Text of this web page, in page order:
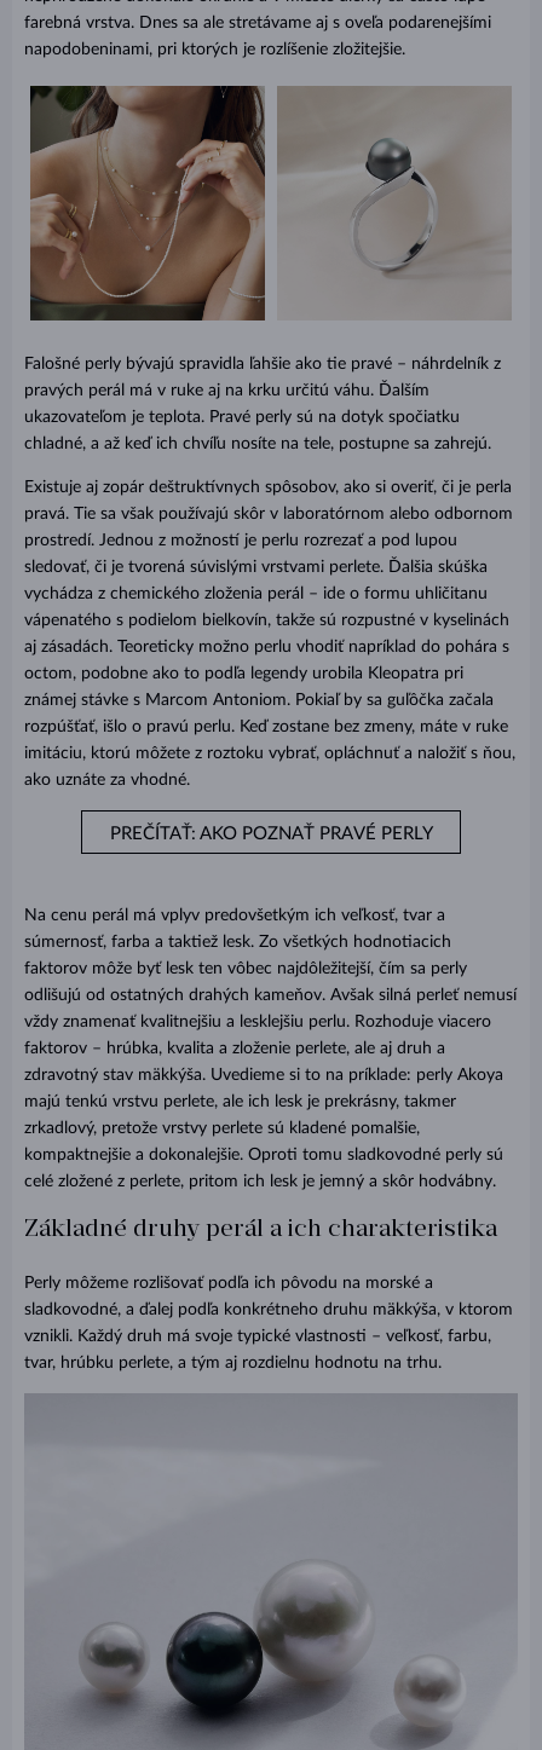
farebná vrstva. Dnes sa ale stretávame aj s oveľa podarenejšími
napodobeninami, pri ktorých je rozlíšenie zložitejšie.
Falošné perly bývajú spravidla ľahšie ako tie pravé – náhrdelník z
pravých perál má v ruke aj na krku určitú váhu. Ďalším
ukazovateľom je teplota. Pravé perly sú na dotyk spočiatku
chladné, a až keď ich chvíľu nosíte na tele, postupne sa zahrejú.
Existuje aj zopár deštruktívnych spôsobov, ako si overiť, či je perla
pravá. Tie sa však používajú skôr v laboratórnom alebo odbornom
prostredí. Jednou z možností je perlu rozrezať a pod lupou
sledovať, či je tvorená súvislými vrstvami perlete. Ďalšia skúška
vychádza z chemického zloženia perál – ide o formu uhličitanu
vápenatého s podielom bielkovín, takže sú rozpustné v kyselinách
aj zásadách. Teoreticky možno perlu vhodiť napríklad do pohára s
octom, podobne ako to podľa legendy urobila Kleopatra pri
známej stávke s Marcom Antoniom. Pokiaľ by sa guľôčka začala
rozpúšťať, išlo o pravú perlu. Keď zostane bez zmeny, máte v ruke
imitáciu, ktorú môžete z roztoku vybrať, opláchnuť a naložiť s ňou,
ako uznáte za vhodné.
PREČÍTAŤ: AKO POZNAŤ PRAVÉ PERLY
Na cenu perál má vplyv predovšetkým ich veľkosť, tvar a
súmernosť, farba a taktiež lesk. Zo všetkých hodnotiacich
faktorov môže byť lesk ten vôbec najdôležitejší, čím sa perly
odlišujú od ostatných drahých kameňov. Avšak silná perleť nemusí
vždy znamenať kvalitnejšiu a lesklejšiu perlu. Rozhoduje viacero
faktorov – hrúbka, kvalita a zloženie perlete, ale aj druh a
zdravotný stav mäkkýša. Uvedieme si to na príklade: perly Akoya
majú tenkú vrstvu perlete, ale ich lesk je prekrásny, takmer
zrkadlový, pretože vrstvy perlete sú kladené pomalšie,
kompaktnejšie a dokonalejšie. Oproti tomu sladkovodné perly sú
celé zložené z perlete, pritom ich lesk je jemný a skôr hodvábny.
Základné druhy perál a ich charakteristika
Perly môžeme rozlišovať podľa ich pôvodu na morské a
sladkovodné, a ďalej podľa konkrétneho druhu mäkkýša, v ktorom
vznikli. Každý druh má svoje typické vlastnosti – veľkosť, farbu,
tvar, hrúbku perlete, a tým aj rozdielnu hodnotu na trhu.